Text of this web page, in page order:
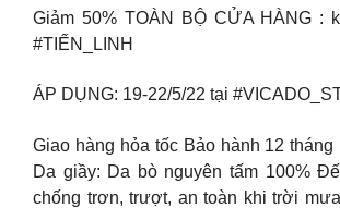
Giảm 50% TOÀN BỘ CỬA HÀNG :
#TIẾN_LINH
ÁP DỤNG: 19-22/5/22 tại
Giao hàng hỏa tốc Bảo hành 12
Da giầy: Da bò nguyên tấm 100%
chống trơn, trượt, an toàn khi trời